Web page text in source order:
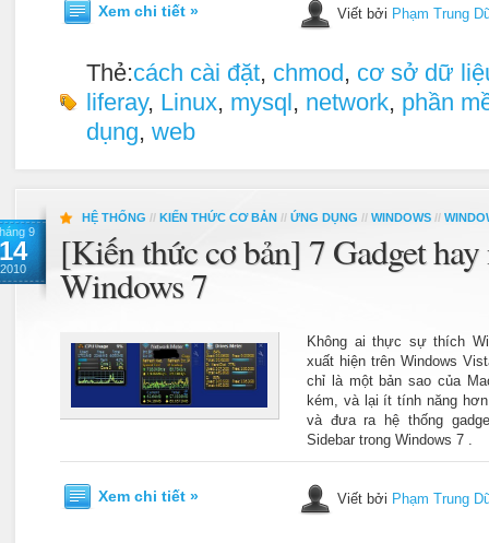
Xem chi tiết » Viết bởi Phạm Trung
Thẻ:cách cài đặt, chmod, cơ sở dữ
liferay, Linux, mysql, network, phần
dụng, web
9
14
2010
HỆ THỐNG // KIẾN THỨC CƠ BẢN // ỨNG DỤNG // WINDOWS //
[Kiến thức cơ bản] 7 Gadget
Windows 7
Không ai thực sự thích
xuất hiện trên Windows
chỉ là một bản sao của
kém, và lại ít tính năng
và đưa ra hệ thống
Sidebar trong Windows 7 .
Xem chi tiết » Viết bởi Phạm Trung